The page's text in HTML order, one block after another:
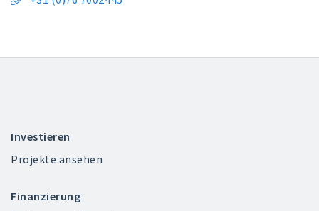
Investieren
Projekte ansehen
Finanzierung